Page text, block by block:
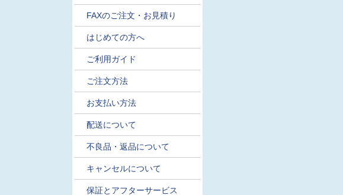
FAXのご注文・お見積り
はじめての方へ
ご利用ガイド
ご注文方法
お支払い方法
配送について
不良品・返品について
キャンセルについて
保証とアフターサービス